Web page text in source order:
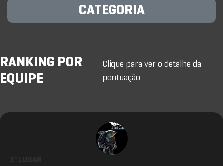
CATEGORIA
RANKING POR
EQUIPE
Clique para ver o detalhe da
pontuação